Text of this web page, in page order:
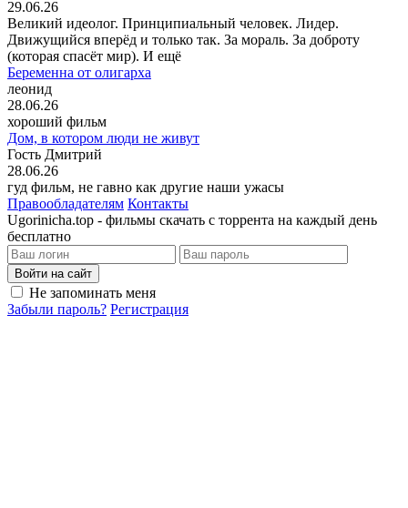
29.06.26
Великий идеолог. Принципиальный человек. Лидер.
Движущийся вперёд и только так. За мораль. За доброту
(которая спасёт мир). И ещё
Беременна от олигарха
леонид
28.06.26
хороший фильм
Дом, в котором люди не живут
Гость Дмитрий
28.06.26
гуд фильм, не гавно как другие наши ужасы
Правообладателям Контакты
Ugorinicha.top - фильмы скачать с торрента на каждый день
бесплатно
Войти на сайт
Не запоминать меня
Забыли пароль? Регистрация